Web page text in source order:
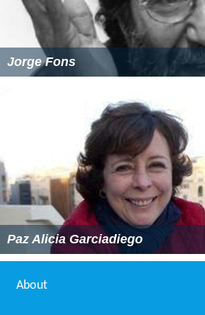
Jorge Fons
Paz Alicia Garciadiego
About